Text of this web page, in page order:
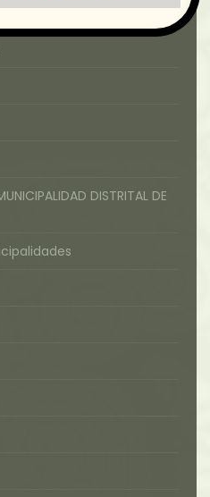
DISTRITAL DE